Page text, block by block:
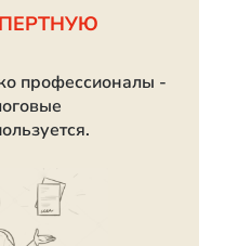
профессионалы -